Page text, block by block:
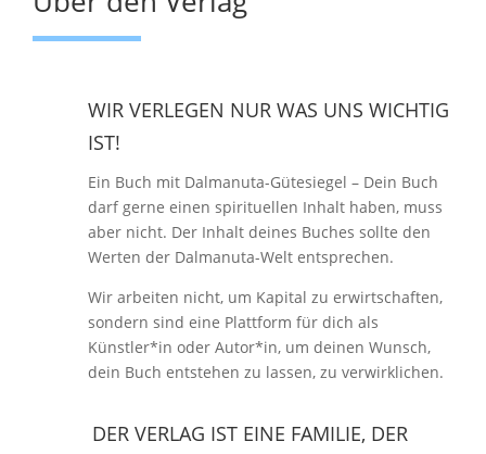
WIR VERLEGEN NUR WAS UNS WICHTIG
IST!
Ein Buch mit Dalmanuta-Gütesiegel – Dein Buch
darf gerne einen spirituellen Inhalt haben, muss
aber nicht. Der Inhalt deines Buches sollte den
Werten der Dalmanuta-Welt entsprechen.
Wir arbeiten nicht, um Kapital zu erwirtschaften,
sondern sind eine Plattform für dich als
Künstler*in oder Autor*in, um deinen Wunsch,
dein Buch entstehen zu lassen, zu verwirklichen.
DER VERLAG IST EINE FAMILIE, DER